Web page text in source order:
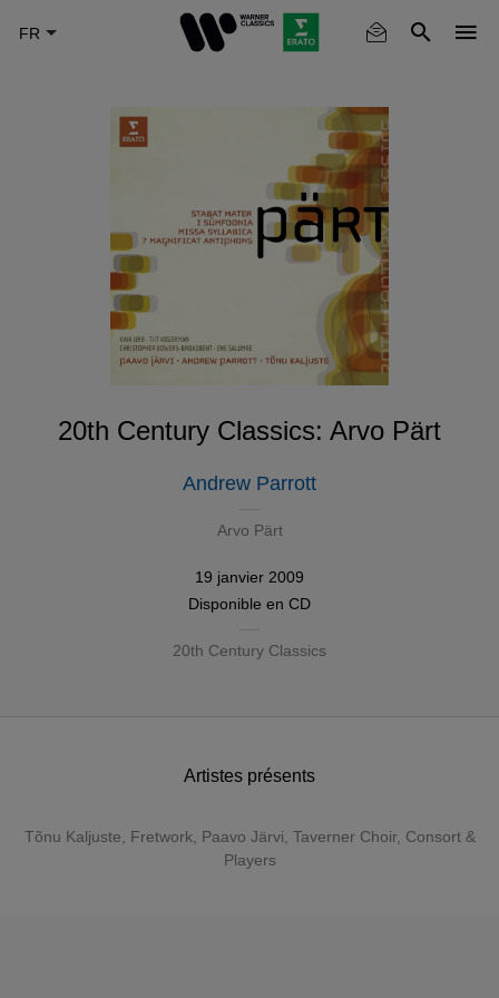
20th Century Classics: Arvo Pärt
Andrew Parrott
Arvo Pärt
19 janvier 2009
Disponible en CD
20th Century Classics
Artistes présents
Tõnu Kaljuste Fretwork Paavo Järvi , Taverner Choir, Consort &
Players